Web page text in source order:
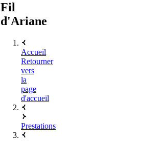
Fil
d'Ariane
Accueil
Retourner
vers
la
page
d'accueil
Prestations